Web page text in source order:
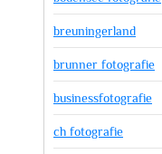
breuningerland
brunner fotografie
businessfotografie
ch fotografie